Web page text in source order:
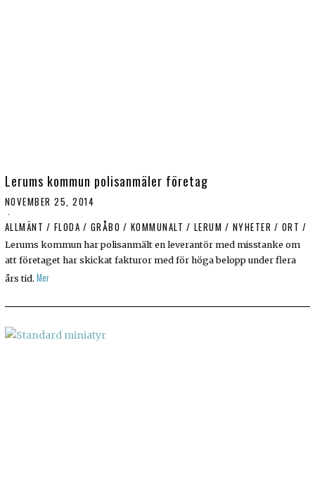
Lerums kommun polisanmäler företag
NOVEMBER 25, 2014
ALLMÄNT / FLODA / GRÅBO / KOMMUNALT / LERUM / NYHETER / ORT /
Lerums kommun har polisanmält en leverantör med misstanke om
att företaget har skickat fakturor med för höga belopp under flera
års tid. Mer